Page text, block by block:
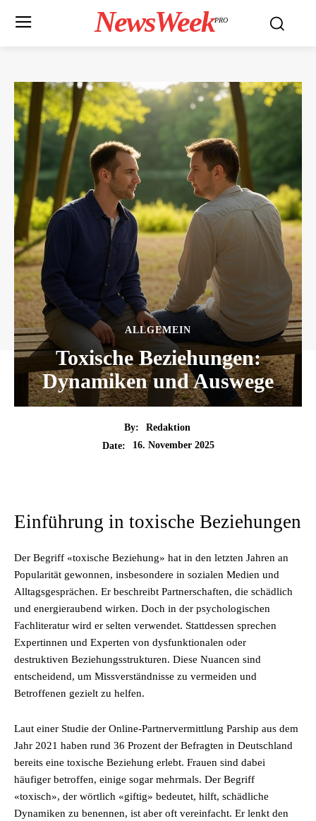
NewsWeekPRO
ALLGEMEIN
Toxische Beziehungen:
Dynamiken und Auswege
By:
Redaktion
Date:
16. November 2025
Einführung in toxische Beziehungen
Der Begriff «toxische Beziehung» hat in den letzten Jahren an
Popularität gewonnen, insbesondere in sozialen Medien und
Alltagsgesprächen. Er beschreibt Partnerschaften, die schädlich
und energieraubend wirken. Doch in der psychologischen
Fachliteratur wird er selten verwendet. Stattdessen sprechen
Expertinnen und Experten von dysfunktionalen oder
destruktiven Beziehungsstrukturen. Diese Nuancen sind
entscheidend, um Missverständnisse zu vermeiden und
Betroffenen gezielt zu helfen.
Laut einer Studie der Online-Partnervermittlung Parship aus dem
Jahr 2021 haben rund 36 Prozent der Befragten in Deutschland
bereits eine toxische Beziehung erlebt. Frauen sind dabei
häufiger betroffen, einige sogar mehrmals. Der Begriff
«toxisch», der wörtlich «giftig» bedeutet, hilft, schädliche
Dynamiken zu benennen, ist aber oft vereinfacht. Er lenkt den